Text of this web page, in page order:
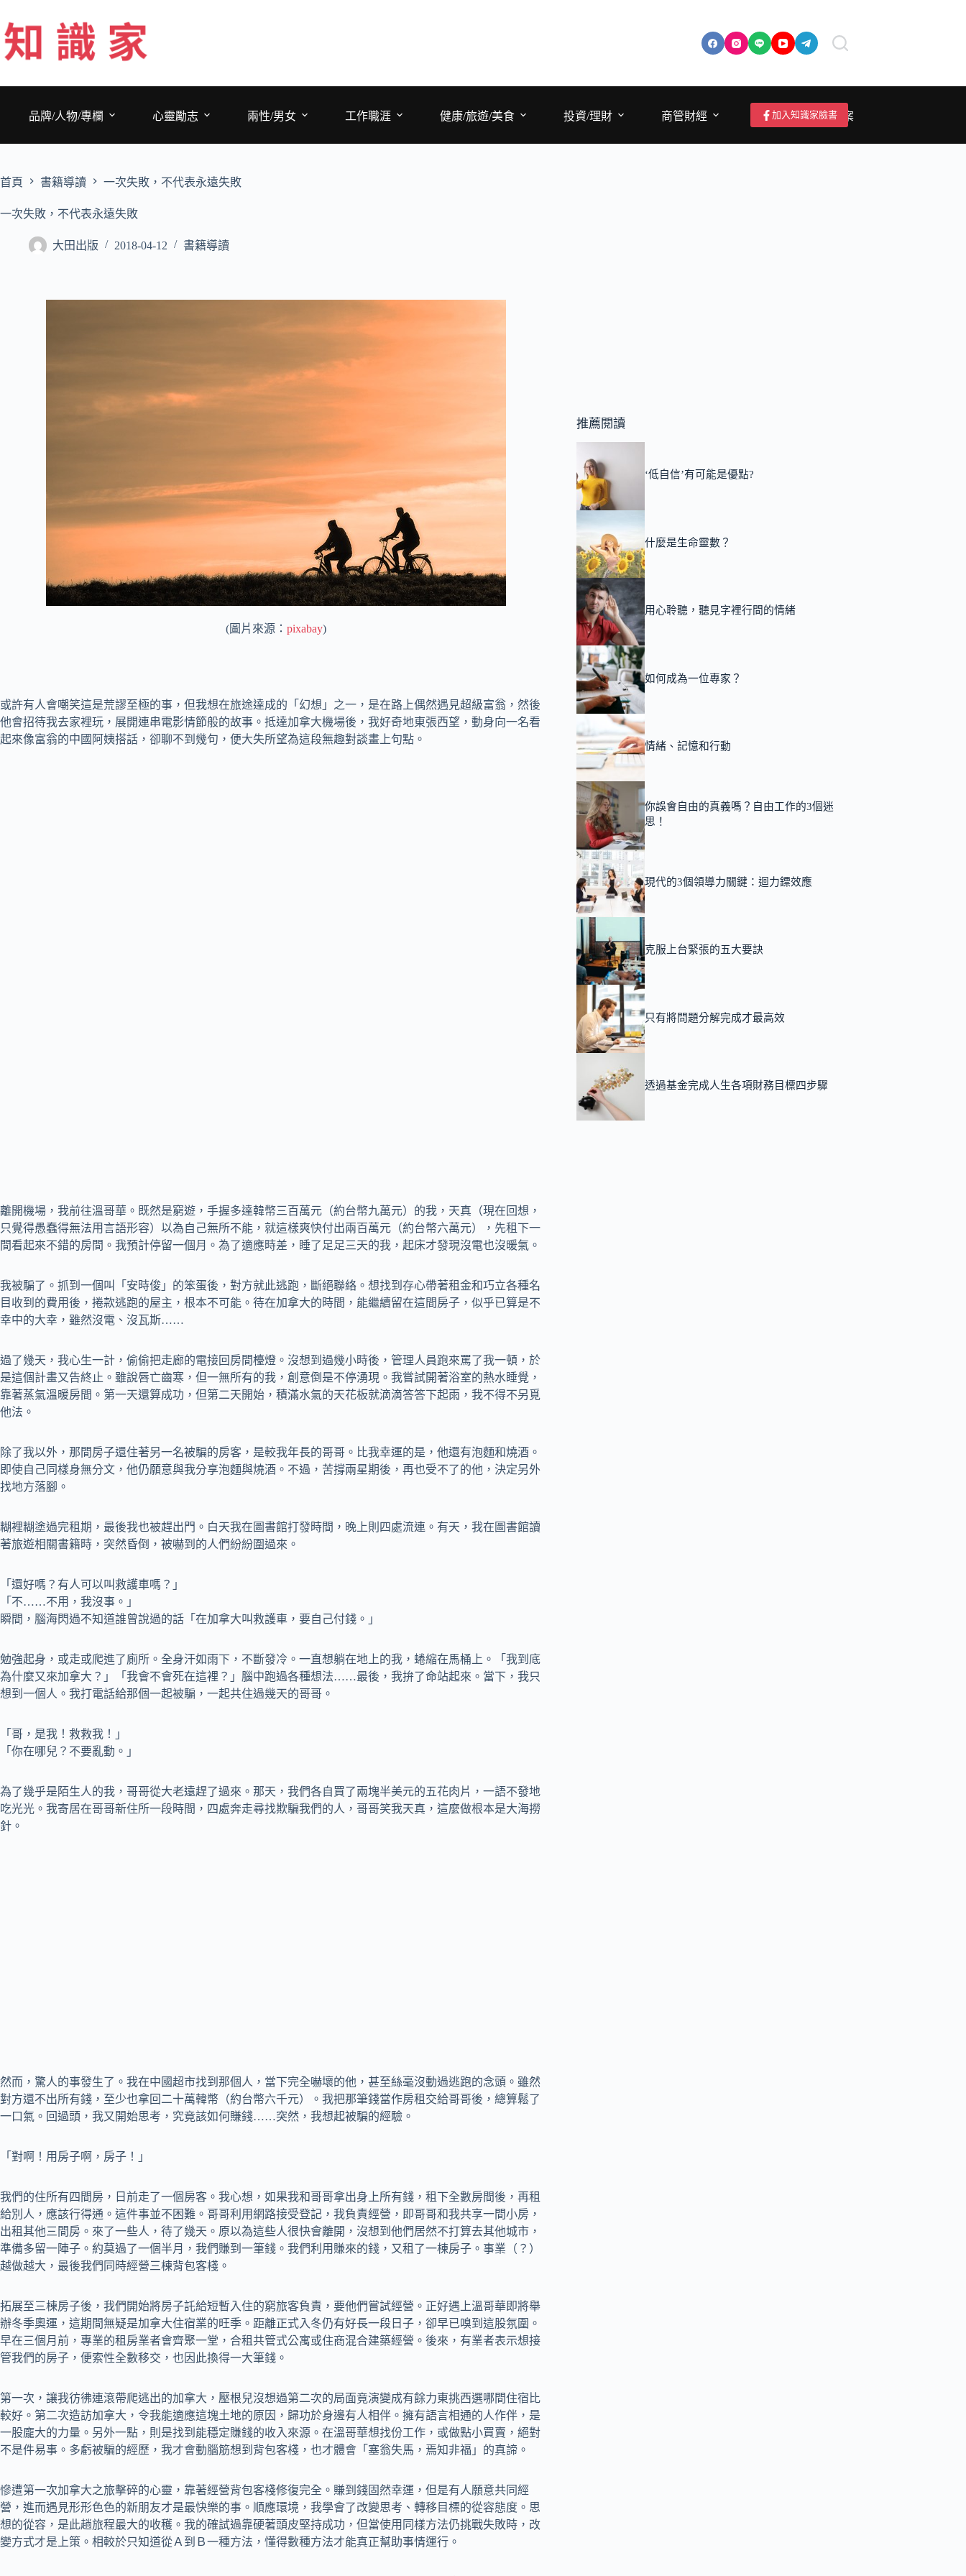
至
主
要
品牌/人物/專欄
心靈勵志 兩性/男女 工作職涯 健康/旅遊/美食 投資/理財 商管財經 成為作者/投稿/提案
加入知識家臉書
首頁 書籍導讀 一次失敗，不代表永遠失敗
一次失敗，不代表永遠失敗
大田出版 2018-04-12 書籍導讀
(圖片來源： pixabay)
或許有人會嘲笑這是荒謬至極的事，但我想在旅途達成的「幻想」之一，是在路上偶然遇見超級富翁，然後
他會招待我去家裡玩，展開連串電影情節般的故事。抵達加拿大機場後，我好奇地東張西望，動身向一名看
起來像富翁的中國阿姨搭話，卻聊不到幾句，便大失所望為這段無趣對談畫上句點。
離開機場，我前往溫哥華。既然是窮遊，手握多達韓幣三百萬元（約台幣九萬元）的我，天真（現在回想，
只覺得愚蠢得無法用言語形容）以為自己無所不能，就這樣爽快付出兩百萬元（約台幣六萬元），先租下一
間看起來不錯的房間。我預計停留一個月。為了適應時差，睡了足足三天的我，起床才發現沒電也沒暖氣。
我被騙了。抓到一個叫「安時俊」的笨蛋後，對方就此逃跑，斷絕聯絡。想找到存心帶著租金和巧立各種名
目收到的費用後，捲款逃跑的屋主，根本不可能。待在加拿大的時間，能繼續留在這間房子，似乎已算是不
幸中的大幸，雖然沒電、沒瓦斯……
過了幾天，我心生一計，偷偷把走廊的電接回房間檯燈。沒想到過幾小時後，管理人員跑來罵了我一頓，於
是這個計畫又告終止。雖說唇亡齒寒，但一無所有的我，創意倒是不停湧現。我嘗試開著浴室的熱水睡覺，
靠著蒸氣溫暖房間。第一天還算成功，但第二天開始，積滿水氣的天花板就滴滴答答下起雨，我不得不另覓
他法。
除了我以外，那間房子還住著另一名被騙的房客，是較我年長的哥哥。比我幸運的是，他還有泡麵和燒酒。
即使自己同樣身無分文，他仍願意與我分享泡麵與燒酒。不過，苦撐兩星期後，再也受不了的他，決定另外
找地方落腳。
糊裡糊塗過完租期，最後我也被趕出門。白天我在圖書館打發時間，晚上則四處流連。有天，我在圖書館讀
著旅遊相關書籍時，突然昏倒，被嚇到的人們紛紛圍過來。
「還好嗎？有人可以叫救護車嗎？」
「不……不用，我沒事。」
瞬間，腦海閃過不知道誰曾說過的話「在加拿大叫救護車，要自己付錢。」
勉強起身，或走或爬進了廁所。全身汗如雨下，不斷發冷。一直想躺在地上的我，蜷縮在馬桶上。「我到底
為什麼又來加拿大？」「我會不會死在這裡？」腦中跑過各種想法……最後，我拚了命站起來。當下，我只
想到一個人。我打電話給那個一起被騙，一起共住過幾天的哥哥。
「哥，是我！救救我！」
「你在哪兒？不要亂動。」
為了幾乎是陌生人的我，哥哥從大老遠趕了過來。那天，我們各自買了兩塊半美元的五花肉片，一語不發地
吃光光。我寄居在哥哥新住所一段時間，四處奔走尋找欺騙我們的人，哥哥笑我天真，這麼做根本是大海撈
針。
然而，驚人的事發生了。我在中國超市找到那個人，當下完全嚇壞的他，甚至絲毫沒動過逃跑的念頭。雖然
對方還不出所有錢，至少也拿回二十萬韓幣（約台幣六千元）。我把那筆錢當作房租交給哥哥後，總算鬆了
一口氣。回過頭，我又開始思考，究竟該如何賺錢……突然，我想起被騙的經驗。
「對啊！用房子啊，房子！」
我們的住所有四間房，日前走了一個房客。我心想，如果我和哥哥拿出身上所有錢，租下全數房間後，再租
給別人，應該行得通。這件事並不困難。哥哥利用網路接受登記，我負責經營，即哥哥和我共享一間小房，
出租其他三間房。來了一些人，待了幾天。原以為這些人很快會離開，沒想到他們居然不打算去其他城市，
準備多留一陣子。約莫過了一個半月，我們賺到一筆錢。我們利用賺來的錢，又租了一棟房子。事業（？）
越做越大，最後我們同時經營三棟背包客棧。
拓展至三棟房子後，我們開始將房子託給短暫入住的窮旅客負責，要他們嘗試經營。正好遇上溫哥華即將舉
辦冬季奧運，這期間無疑是加拿大住宿業的旺季。距離正式入冬仍有好長一段日子，卻早已嗅到這股氛圍。
早在三個月前，專業的租房業者會齊聚一堂，合租共管式公寓或住商混合建築經營。後來，有業者表示想接
管我們的房子，便索性全數移交，也因此換得一大筆錢。
第一次，讓我彷彿連滾帶爬逃出的加拿大，壓根兒沒想過第二次的局面竟演變成有餘力東挑西選哪間住宿比
較好。第二次造訪加拿大，令我能適應這塊土地的原因，歸功於身邊有人相伴。擁有語言相通的人作伴，是
一股龐大的力量。另外一點，則是找到能穩定賺錢的收入來源。在溫哥華想找份工作，或做點小買賣，絕對
不是件易事。多虧被騙的經歷，我才會動腦筋想到背包客棧，也才體會「塞翁失馬，焉知非福」的真諦。
慘遭第一次加拿大之旅擊碎的心靈，靠著經營背包客棧修復完全。賺到錢固然幸運，但是有人願意共同經
營，進而遇見形形色色的新朋友才是最快樂的事。順應環境，我學會了改變思考、轉移目標的從容態度。思
想的從容，是此趟旅程最大的收穫。我的確試過靠硬著頭皮堅持成功，但當使用同樣方法仍挑戰失敗時，改
變方式才是上策。相較於只知道從Ａ到Ｂ一種方法，懂得數種方法才能真正幫助事情運行。
推薦閱讀
‘低自信’有可能是優點?
什麼是生命靈數？
用心聆聽，聽見字裡行間的情緒
如何成為一位專家？
情緒、記憶和行動
你誤會自由的真義嗎？自由工作的3個迷
思！
現代的3個領導力關鍵：迴力鏢效應
克服上台緊張的五大要訣
只有將問題分解完成才最高效
透過基金完成人生各項財務目標四步驟